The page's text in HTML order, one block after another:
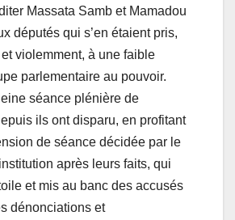
Massata Samb et Mamadou
députés qui s’en étaient pris,
violemment, à une faible
parlementaire au pouvoir.
séance plénière de
ils ont disparu, en profitant
de séance décidée par le
après leurs faits, qui
et mis au banc des accusés
dénonciations et